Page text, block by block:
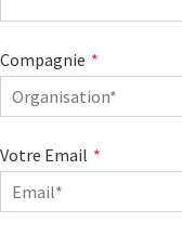
Compagnie
Votre Email